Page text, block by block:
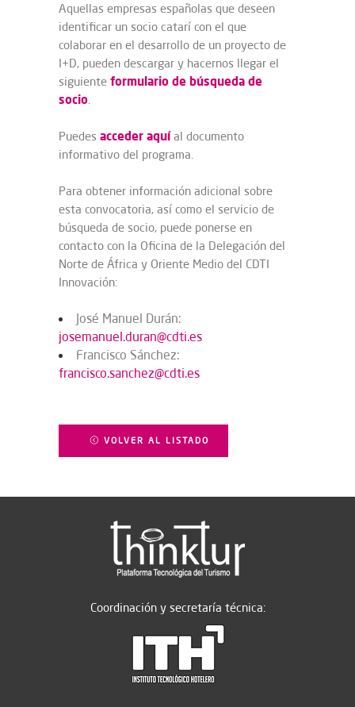
Aquellas empresas españolas que deseen
identificar un socio catarí con el que
colaborar en el desarrollo de un proyecto de
I+D, pueden descargar y hacernos llegar el
siguiente formulario de búsqueda de
socio.
Puedes acceder aquíal documento
informativo del programa.
Para obtener información adicional sobre
esta convocatoria, así como el servicio de
búsqueda de socio, puede ponerse en
contacto con la Oficina de la Delegación del
Norte de África y Oriente Medio del CDTI
Innovación:
José Manuel Durán:
josemanuel.duran@cdti.es
Francisco Sánchez:
francisco.sanchez@cdti.es
VOLVER AL LISTADO
Coordinación y secretaría técnica: